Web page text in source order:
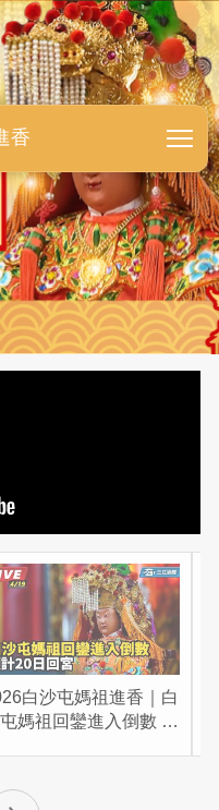
紀錄
香
白沙屯媽祖進香｜白
媽祖回鑾進入倒數 預